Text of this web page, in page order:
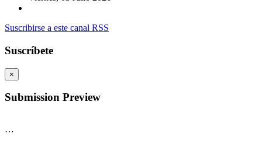
Suscribirse a este canal RSS
Suscríbete
×
Submission Preview
…